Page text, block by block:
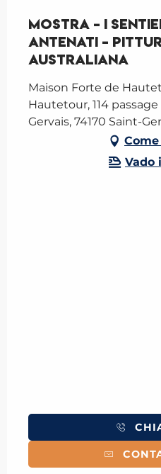
Mostra - I
antenati -
australiana
Maison Forte de
Hautetour, 114
Gervais, 74170 Saint-
Vado